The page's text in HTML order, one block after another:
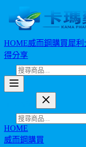
HOME威而鋼購買犀利
得分享
HOME
威而鋼購買